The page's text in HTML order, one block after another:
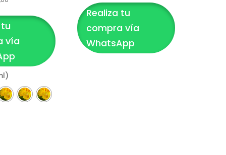
precios:
desde
hasta
$250,00
vía
Realiza tu
compra vía
WhatsApp